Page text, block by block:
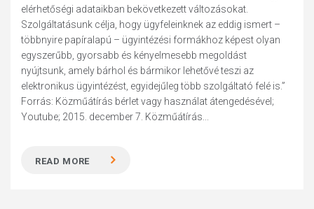
elérhetőségi adataikban bekövetkezett változásokat.
Szolgáltatásunk célja, hogy ügyfeleinknek az eddig ismert –
többnyire papíralapú – ügyintézési formákhoz képest olyan
egyszerűbb, gyorsabb és kényelmesebb megoldást
nyújtsunk, amely bárhol és bármikor lehetővé teszi az
elektronikus ügyintézést, egyidejűleg több szolgáltató felé is.”
Forrás: Közműátírás bérlet vagy használat átengedésével;
Youtube; 2015. december 7. Közműátírás...
READ MORE